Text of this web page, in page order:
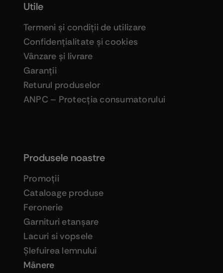
Produsele noastre
Promoţii
Cataloage produse
Feronerie
Garnituri etanşare
Lacuri si vopsele
Şlefuirea lemnului
Mânere
Utile
Termeni şi condiţii de utilizare
Confidenţialitate şi cookies
Vânzare şi livrare
Garanţii
Returul produselor
ANPC – Protecţia consumatorului